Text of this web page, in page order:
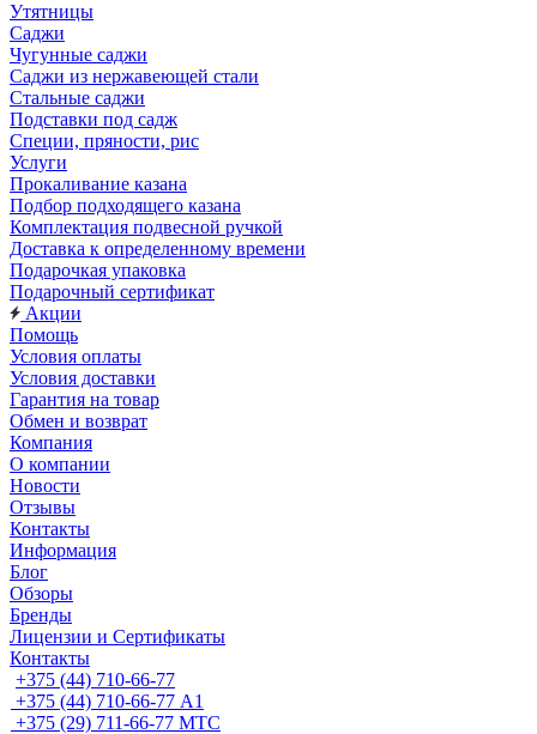
Утятницы
Саджи
Чугунные саджи
Саджи из нержавеющей стали
Стальные саджи
Подставки под садж
Специи, пряности, рис
Услуги
Прокаливание казана
Подбор подходящего казана
Комплектация подвесной ручкой
Доставка к определенному времени
Подарочкая упаковка
Подарочный сертификат
Акции
Помощь
Условия оплаты
Условия доставки
Гарантия на товар
Обмен и возврат
Компания
О компании
Новости
Отзывы
Контакты
Информация
Блог
Обзоры
Бренды
Лицензии и Сертификаты
Контакты
+375 (44) 710-66-77
+375 (44) 710-66-77 А1
+375 (29) 711-66-77 МТС